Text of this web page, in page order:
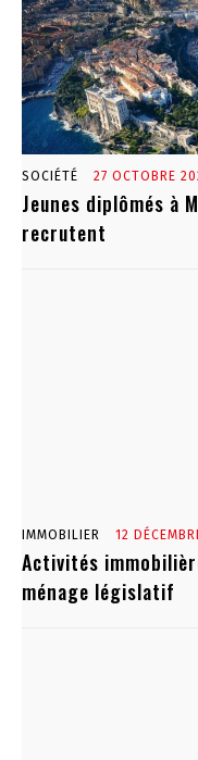
SOCIÉTÉ 27 OCTOBRE
Jeunes diplômés à
recrutent
IMMOBILIER 12
Activités
ménage législatif